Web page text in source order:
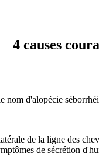
4 causes
nom d'alopécie
de la ligne des
de sécrétion